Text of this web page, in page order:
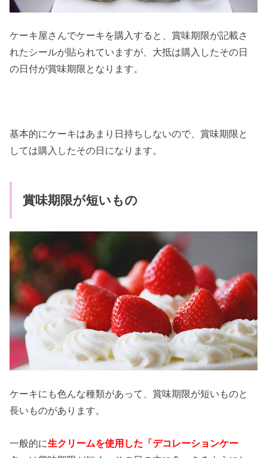
ケーキ屋さんでケーキを購入すると、賞味期限が記載さ
れたシールが貼られていますが、大抵は購入したその日
の日付が賞味期限となります。
基本的にケーキはあまり日持ちしないので、賞味期限と
しては購入したその日になります。
賞味期限が短いもの
ケーキにも色んな種類があって、賞味期限が短いものと
長いものがあります。
一般的に生クリームを使用した「デコレーションケー